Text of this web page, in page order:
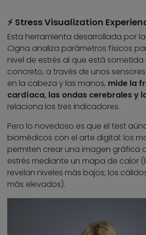
⚡ Stress Visualization
Esta herramienta desarrollada por
Cigna analiza parámetros físicos
nivel de estrés al que está sometida
concreto, a través de unos
en la cabeza y las manos, mide la
cardíaca, las ondas cerebrales y
relaciona los tres indicadores.
Pero lo novedoso es que el test
biomédicos con el arte digital: los
permiten crear una imagen gráfica
estrés mediante un mapa de calor
revelan niveles más bajos; los
más elevados).